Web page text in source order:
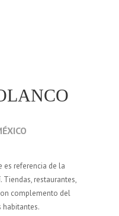
es referencia de la
Tiendas, restaurantes,
complemento del
habitantes.